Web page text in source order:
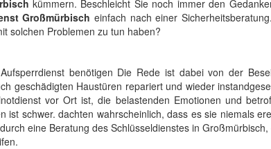
kümmern. Beschleicht Sie noch immer den
Großmürbisch einfach nach einer
solchen Problemen zu tun haben?
benötigen Die Rede ist dabei von der
geschädigten Haustüren repariert und wieder
vor Ort ist, die belastenden Emotionen und
schwer. dachten wahrscheinlich, dass es sie niemals
eine Beratung des Schlüsseldienstes in